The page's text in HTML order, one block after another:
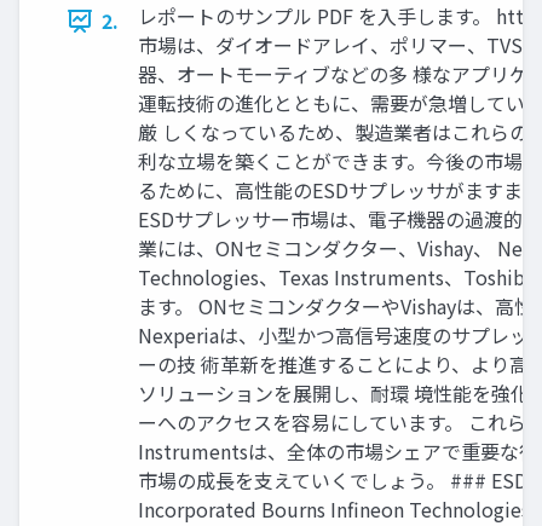
2.
レポートのサンプル PDF を入手します。
市場は、ダイオードアレイ、ポリマー、TVS
器、オートモーティブなどの多 様なアプリ
運転技術の進化とともに、需要が急増してい
厳 しくなっているため、製造業者はこれら
利な立場を築くことができます。今後の市場
るために、高性能のESDサプレッサがますま
ESDサプレッサー市場は、電子機器の過渡的
業には、ONセミコンダクター、Vishay、
Technologies、Texas Instruments、Toshiba
ます。 ONセミコンダクターやVishayは、高
Nexperiaは、小型かつ高信号速度のサプレ
ーの技 術革新を推進することにより、より
ソリューションを展開し、耐環 境性能を強
ーへのアクセスを容易にしています。 これ
Instrumentsは、全体の市場シェアで重要な
市場の成長を支えていくでしょう。 ###
Incorporated Bourns Infineon Technologies